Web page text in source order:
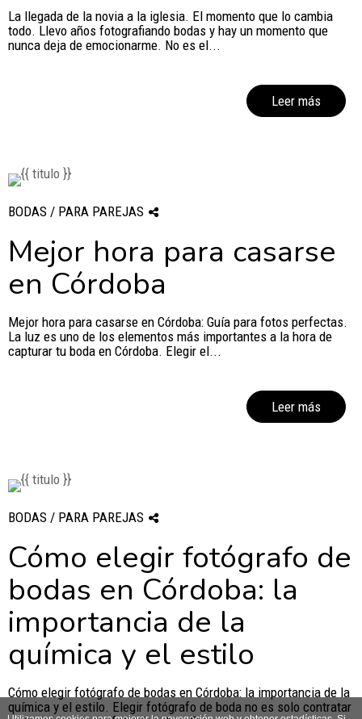
La llegada de la novia a la iglesia. El momento que lo cambia
todo. Llevo años fotografiando bodas y hay un momento que
nunca deja de emocionarme. No es el...
Leer más
BODAS / PARA PAREJAS
Mejor hora para casarse
en Córdoba
Mejor hora para casarse en Córdoba: Guía para fotos perfectas.
La luz es uno de los elementos más importantes a la hora de
capturar tu boda en Córdoba. Elegir el...
Leer más
BODAS / PARA PAREJAS
Cómo elegir fotógrafo de
bodas en Córdoba: la
importancia de la
química y el estilo
Cómo elegir fotógrafo de bodas en Córdoba: la importancia de la
química y el estilo. Elegir fotógrafo de boda no es solo contratar